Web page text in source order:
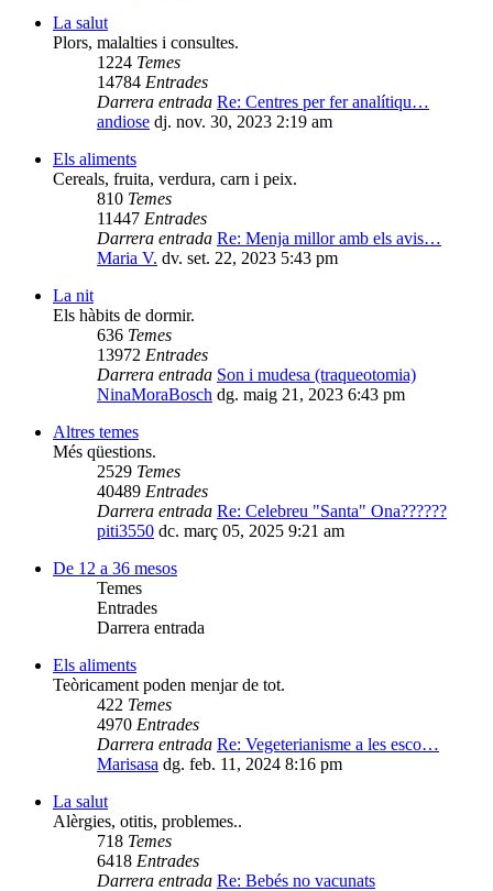
La salut
Plors, malalties i consultes.
1224 Temes
14784 Entrades
Darrera entrada Re: Centres per fer analítiqu…
andiose dj. nov. 30, 2023 2:19 am
Els aliments
Cereals, fruita, verdura, carn i peix.
810 Temes
11447 Entrades
Darrera entrada Re: Menja millor amb els avis…
Maria V. dv. set. 22, 2023 5:43 pm
La nit
Els hàbits de dormir.
636 Temes
13972 Entrades
Darrera entrada Son i mudesa (traqueotomia)
NinaMoraBosch dg. maig 21, 2023 6:43 pm
Altres temes
Més qüestions.
2529 Temes
40489 Entrades
Darrera entrada Re: Celebreu "Santa" Ona??????
piti3550 dc. març 05, 2025 9:21 am
De 12 a 36 mesos
Temes
Entrades
Darrera entrada
Els aliments
Teòricament poden menjar de tot.
422 Temes
4970 Entrades
Darrera entrada Re: Vegeterianisme a les esco…
Marisasa dg. feb. 11, 2024 8:16 pm
La salut
Alèrgies, otitis, problemes..
718 Temes
6418 Entrades
Darrera entrada Re: Bebés no vacunats